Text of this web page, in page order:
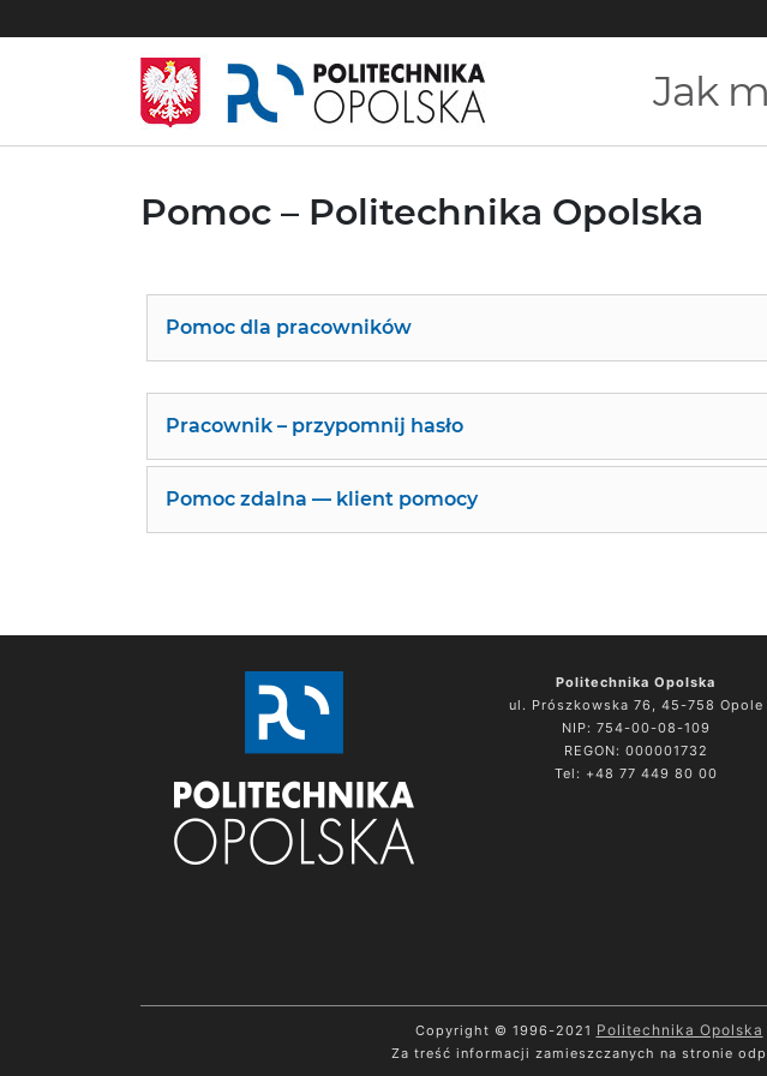
Jak
Pomoc – Politechnika Opolska
Pomoc dla pracowników
Pracownik – przypomnij hasło
Pomoc zdalna — klient pomocy
Politechnika Opolska
ul. Prószkowska 76, 45-758 Opole
NIP: 754-00-08-109
REGON: 000001732
Tel: +48 77 449 80 00
Copyright © 1996-2021 Politechnika Opolska
Za treść informacji zamieszczanych na stronie